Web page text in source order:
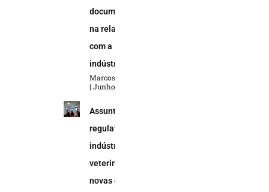
documental
na relação
com a
indústria
Marcos Soares
Junho 5, 2026
Assuntos
regulatórios na
indústria
veterinária:
novas demandas